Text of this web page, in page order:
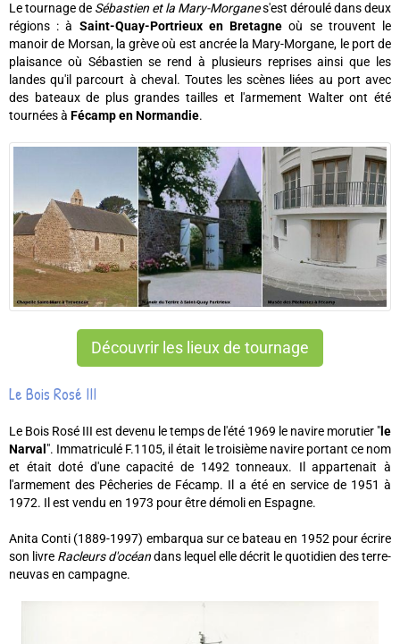
Le tournage de Sébastien et la Mary-Morganes'est déroulé dans deux
régions : à Saint-Quay-Portrieux en Bretagne où se trouvent le
manoir de Morsan, la grève où est ancrée la Mary-Morgane, le port de
plaisance où Sébastien se rend à plusieurs reprises ainsi que les
landes qu'il parcourt à cheval. Toutes les scènes liées au port avec
des bateaux de plus grandes tailles et l'armement Walter ont été
tournées à Fécamp en Normandie.
Découvrir les lieux de tournage
Le Bois Rosé III
Le Bois Rosé III est devenu le temps de l'été 1969 le navire morutier " le
Narval ". Immatriculé F.1105, il était le troisième navire portant ce nom
et était doté d'une capacité de 1492 tonneaux. Il appartenait à
l'armement des Pêcheries de Fécamp. Il a été en service de 1951 à
1972. Il est vendu en 1973 pour être démoli en Espagne.
Anita Conti (1889-1997) embarqua sur ce bateau en 1952 pour écrire
son livre Racleurs d'océandans lequel elle décrit le quotidien des terre-
neuvas en campagne.